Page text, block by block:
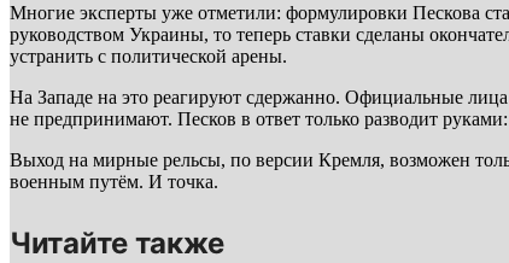
Многие эксперты уже отметили: формулировки Пескова
руководством Украины, то теперь ставки сделаны
устранить с политической арены.
На Западе на это реагируют сдержанно. Официальные
не предпринимают. Песков в ответ только разводит
Выход на мирные рельсы, по версии Кремля, возможен
военным путём. И точка.
Читайте также